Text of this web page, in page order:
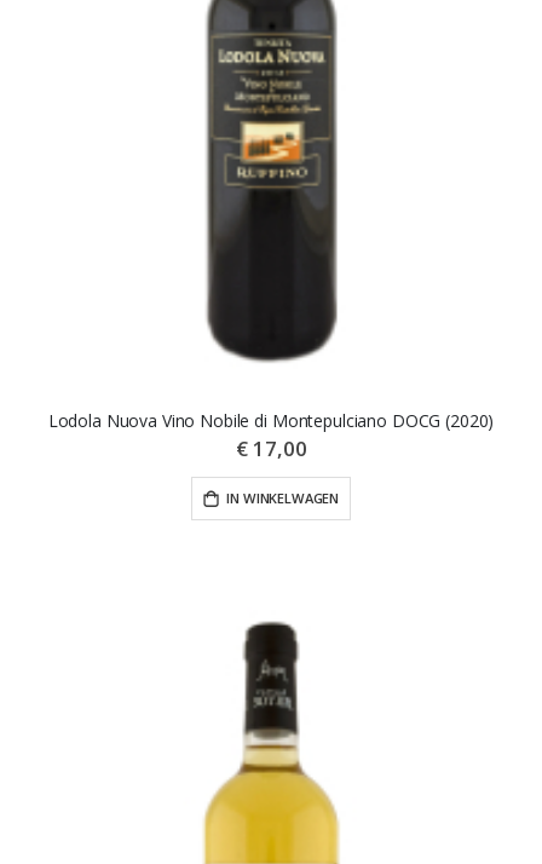
Lodola Nuova Vino Nobile di Montepulciano DOCG (2020)
€ 17,00
IN WINKELWAGEN